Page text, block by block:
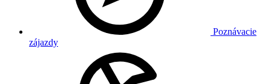
Poznávacie
zájazdy